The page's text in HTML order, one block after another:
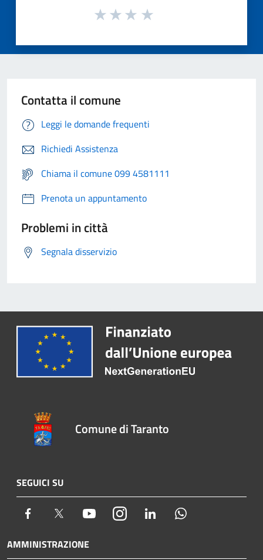
Contatta il comune
Leggi le domande frequenti
Richiedi Assistenza
Chiama il comune 099 4581111
Prenota un appuntamento
Problemi in città
Segnala disservizio
Comune di Taranto
SEGUICI SU
Facebook Twitter YoutubeInstagram LinkedIn
AMMINISTRAZIONE